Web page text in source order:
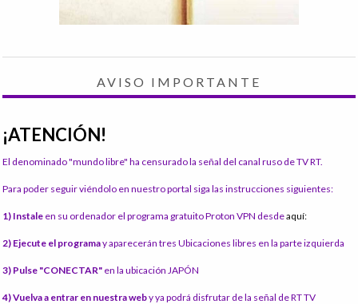
AVISO IMPORTANTE
¡ATENCIÓN!
El denominado "mundo libre" ha censurado la señal del canal ruso de TV RT.
Para poder seguir viéndolo en nuestro portal siga las instrucciones siguientes:
1) Instale en su ordenador el programa gratuito Proton VPN desdeaquí:
2) Ejecute el programay aparecerán tres Ubicaciones libres en la parte izquierda
3) Pulse "CONECTAR" en la ubicación JAPÓN
4) Vuelva a entrar en nuestra weby ya podrá disfrutar de la señal de RT TV